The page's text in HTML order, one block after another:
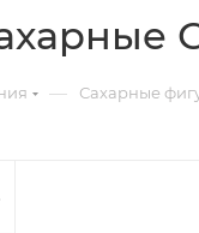
— Сахарные